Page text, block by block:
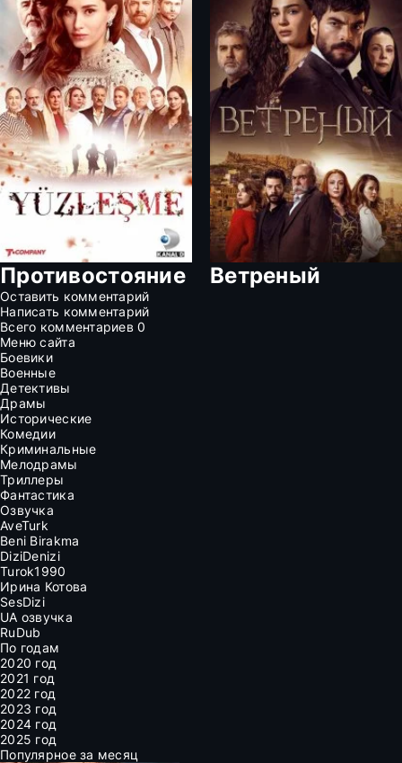
Противостояние Ветреный
Оставить комментарий
Написать комментарий
Всего комментариев0
Меню сайта
Боевики
Военные
Детективы
Драмы
Исторические
Комедии
Криминальные
Мелодрамы
Триллеры
Фантастика
Озвучка
AveTurk
Beni Birakma
DiziDenizi
Turok1990
Ирина Котова
SesDizi
UA озвучка
RuDub
По годам
2020 год
2021 год
2022 год
2023 год
2024 год
2025 год
Популярное за месяц